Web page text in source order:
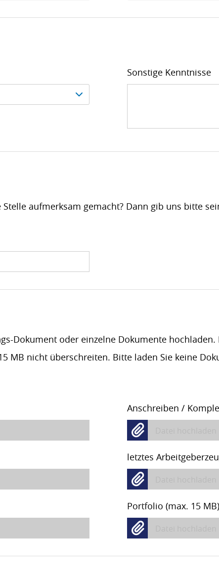
Sonstige Kenntnisse
aufmerksam gemacht? Dann gib uns bitte
Dokument oder einzelne Dokumente
MB nicht überschreiten. Bitte laden Sie keine
Anschreiben /
letztes
Portfolio (max. 15 MB)